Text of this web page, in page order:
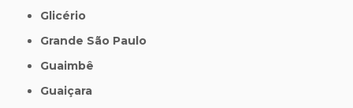
Glicério
Grande São Paulo
Guaimbê
Guaiçara